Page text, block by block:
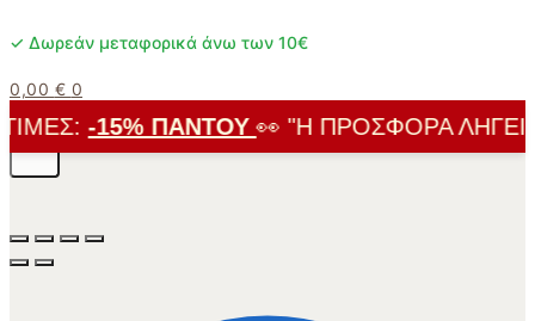
✓ Δωρεάν μεταφορικά άνω των 10€
0,00 € 0
-15% ΠΑΝΤΟΎ👀 "Η ΠΡΟΣΦΟΡΆ ΛΉΓΕΙ